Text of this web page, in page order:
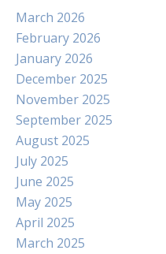
March 2026
February 2026
January 2026
December 2025
November 2025
September 2025
August 2025
July 2025
June 2025
May 2025
April 2025
March 2025